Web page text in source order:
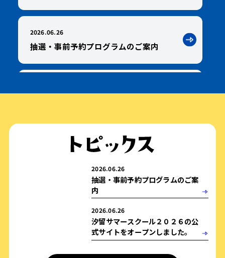
2026.06.26
抽選・事前予約プログラムのご案内
抽選・事前予約プログラムのご案
内
2026.06.26
汐留サマースクール２０２６の公
式サイトをオープンしました。
2026.06.26